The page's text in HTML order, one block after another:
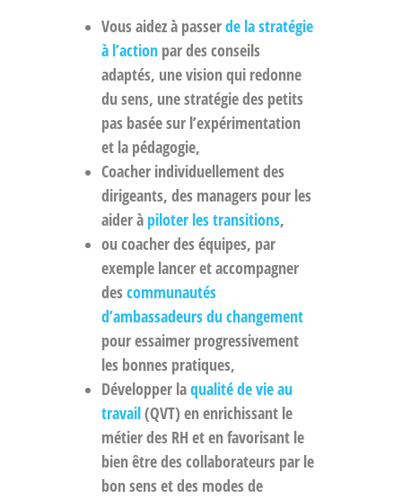
Vous aidez à passerde la stratégie
à l’actionpar des conseils
adaptés, une vision qui redonne
du sens, une stratégie des petits
pas basée sur l’expérimentation
et la pédagogie,
Coacher individuellement des
dirigeants, des managers pour les
aider à piloter les transitions,
ou coacher des équipes, par
exemple lancer et accompagner
des communautés
d’ambassadeurs du changement
pour essaimer progressivement
les bonnes pratiques,
Développer laqualité de vie au
travail(QVT) en enrichissant le
métier des RH et en favorisant le
bien être des collaborateurs par le
bon sens et des modes de